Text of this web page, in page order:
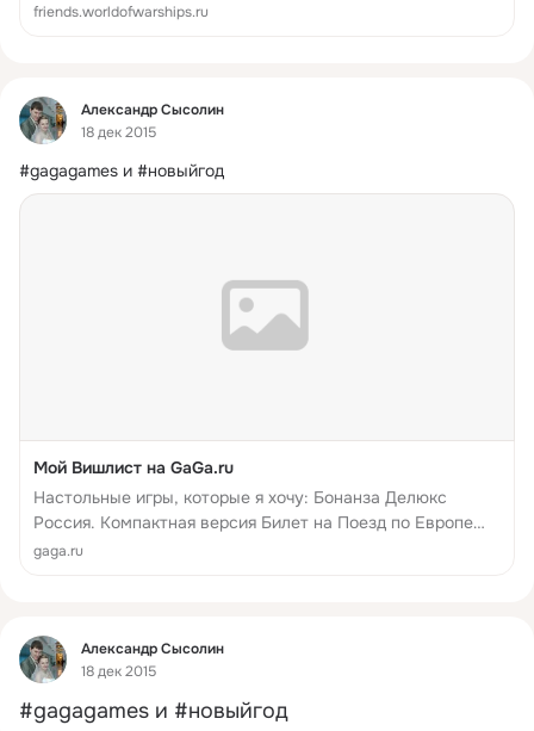
friends.worldofwarships.ru
Фид
Александр Сысолин
18 дек 2015
#gagagames и #новыйгод
Мой Вишлист на GaGa.ru
Настольные игры, которые я хочу: Бонанза Делюкс
Россия. Компактная версия Билет на Поезд по Европе
Экивоки Испорченный Телефон Фото-художник
gaga.ru
Фид
Александр Сысолин
18 дек 2015
#gagagames и #новыйгод